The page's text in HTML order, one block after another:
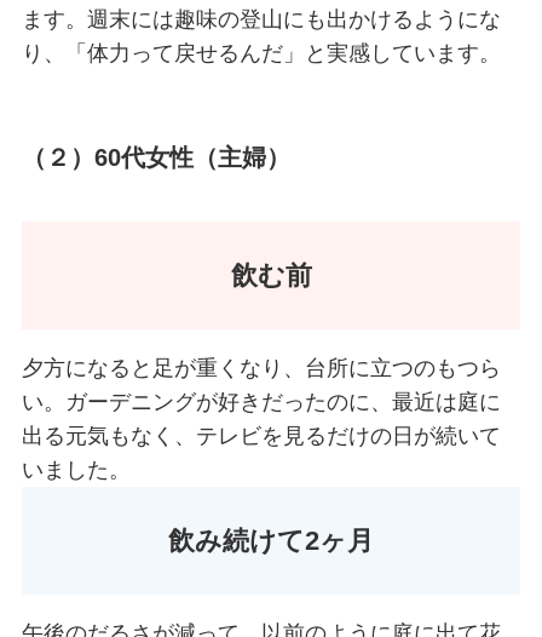
ます。週末には趣味の登山にも出かけるようにな
り、「体力って戻せるんだ」と実感しています。
（２） 60代女性（主婦）
飲む前
夕方になると足が重くなり、台所に立つのもつら
い。ガーデニングが好きだったのに、最近は庭に
出る元気もなく、テレビを見るだけの日が続いて
いました。
飲み続けて2ヶ月